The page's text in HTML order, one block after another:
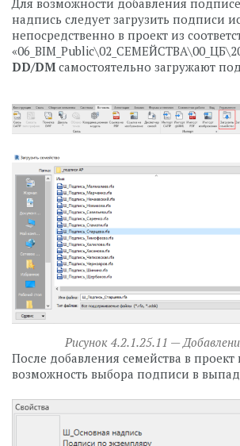
надпись следует загрузить подписи
непосредственно в проект из
DD/DM самостоятельно загружают
Рисунок 4.2.1.25.11 —
После добавления семейства в проект
возможность выбора подписи в